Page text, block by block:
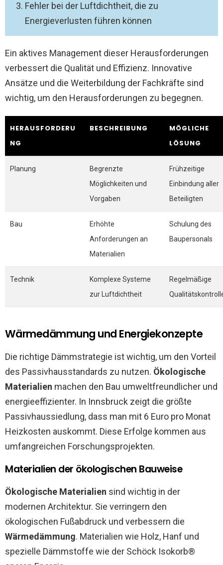
Fehler bei der Luftdichtheit, die zu
Energieverlusten führen können
Ein aktives Management dieser Herausforderungen
verbessert die Qualität und Effizienz. Innovative
Ansätze und die Weiterbildung der Fachkräfte sind
wichtig, um den Herausforderungen zu begegnen.
HERAUSFORDERU
NG
BESCHREIBUNG
MÖGLICHE
LÖSUNG
Planung
Begrenzte
Möglichkeiten und
Vorgaben
Frühzeitige
Einbindung aller
Beteiligten
Bau
Erhöhte
Anforderungen an
Materialien
Schulung des
Baupersonals
Technik
Komplexe Systeme
zur Luftdichtheit
Regelmäßige
Wärmedämmung und Energiekonzepte
Die richtige Dämmstrategie ist wichtig, um den Vorteil
des Passivhausstandards zu nutzen. Ökologische
Materialien machen den Bau umweltfreundlicher und
energieeffizienter. In Innsbruck zeigt die größte
Passivhaussiedlung, dass man mit 6 Euro pro Monat
Heizkosten auskommt. Diese Erfolge kommen aus
umfangreichen Forschungsprojekten.
Materialien der ökologischen Bauweise
Ökologische Materialien sind wichtig in der
modernen Architektur. Sie verringern den
ökologischen Fußabdruck und verbessern die
Wärmedämmung. Materialien wie Holz, Hanf und
spezielle Dämmstoffe wie der Schöck Isokorb®